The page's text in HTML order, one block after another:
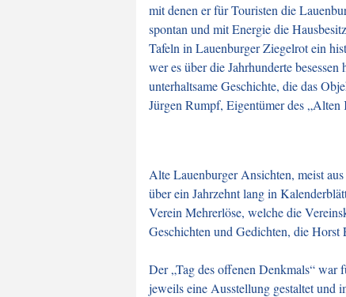
mit denen er für Touristen die
spontan und mit Energie die
Tafeln in Lauenburger Ziegelrot ein
wer es über die Jahrhunderte
unterhaltsame Geschichte, die das
Jürgen Rumpf, Eigentümer des „Alten
Alte Lauenburger Ansichten, meist
über ein Jahrzehnt lang in
Verein Mehrerlöse, welche die
Geschichten und Gedichten, die Horst
Der „Tag des offenen Denkmals“
jeweils eine Ausstellung gestaltet und